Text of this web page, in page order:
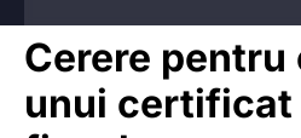
MONITORUL
OFICIAL LOCAL
Cerere pentru
unui certificat